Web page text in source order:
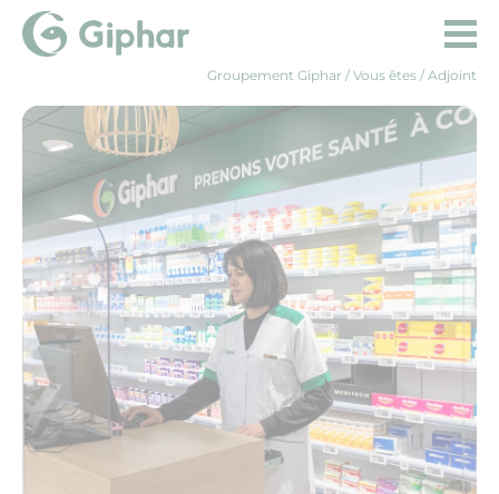
Groupement Giphar / Vous êtes / Adjoint